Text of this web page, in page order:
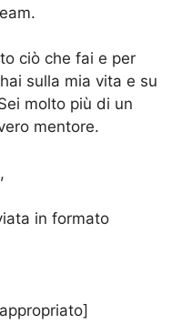
ciò che fai e per
sulla mia vita e su
molto più di un
mentore.
in formato